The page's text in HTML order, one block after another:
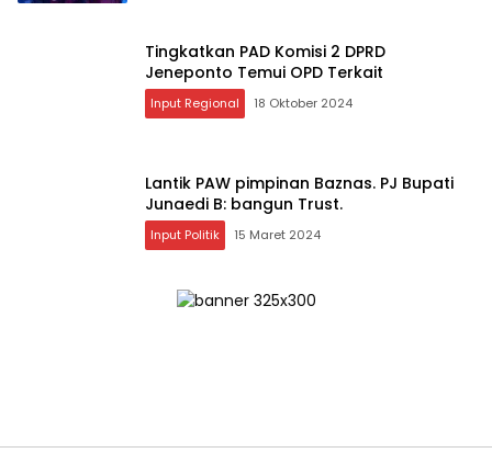
Tingkatkan PAD Komisi 2 DPRD
Jeneponto Temui OPD Terkait
Input Regional 18 Oktober 2024
Lantik PAW pimpinan Baznas. PJ Bupati
Junaedi B: bangun Trust.
Input Politik 15 Maret 2024